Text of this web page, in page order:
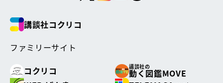
講談社コクリコ
ファミリーサイト
コクリコ
講談社の
動く図鑑MOVE